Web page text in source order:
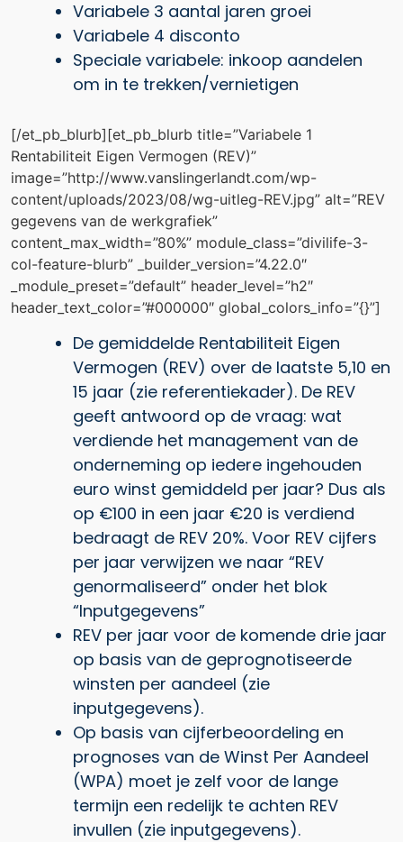
Variabele 3 aantal jaren groei
Variabele 4 disconto
Speciale variabele: inkoop aandelen
om in te trekken/vernietigen
[/et_pb_blurb][et_pb_blurb title=”Variabele 1
Rentabiliteit Eigen Vermogen (REV)”
image=”http://www.vanslingerlandt.com/wp-
content/uploads/2023/08/wg-uitleg-REV.jpg” alt=”REV
gegevens van de werkgrafiek”
content_max_width=”80%” module_class=”divilife-3-
col-feature-blurb” _builder_version=”4.22.0″
_module_preset=”default” header_level=”h2″
header_text_color=”#000000″ global_colors_info=”{}”]
De gemiddelde Rentabiliteit Eigen
Vermogen (REV) over de laatste 5,10 en
15 jaar (zie referentiekader). De REV
geeft antwoord op de vraag: wat
verdiende het management van de
onderneming op iedere ingehouden
euro winst gemiddeld per jaar? Dus als
op €100 in een jaar €20 is verdiend
bedraagt de REV 20%. Voor REV cijfers
per jaar verwijzen we naar “REV
genormaliseerd” onder het blok
“Inputgegevens”
REV per jaar voor de komende drie jaar
op basis van de geprognotiseerde
winsten per aandeel (zie
inputgegevens).
Op basis van cijferbeoordeling en
prognoses van de Winst Per Aandeel
(WPA) moet je zelf voor de lange
termijn een redelijk te achten REV
invullen (zie inputgegevens).